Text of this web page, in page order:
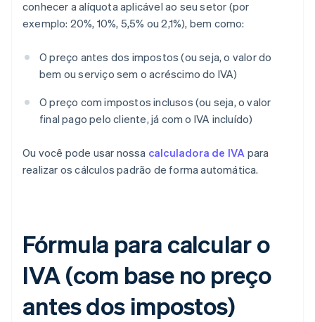
conhecer a alíquota aplicável ao seu setor (por
exemplo: 20%, 10%, 5,5% ou 2,1%), bem como:
O preço antes dos impostos (ou seja, o valor do
bem ou serviço sem o acréscimo do IVA)
O preço com impostos inclusos (ou seja, o valor
final pago pelo cliente, já com o IVA incluído)
Ou você pode usar nossa calculadora de IVA para
realizar os cálculos padrão de forma automática.
Fórmula para calcular o
IVA (com base no preço
antes dos impostos)